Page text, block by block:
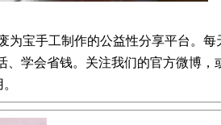
为宝手工制作的公益性分享平台。
学会省钱。关注我们的官方微博